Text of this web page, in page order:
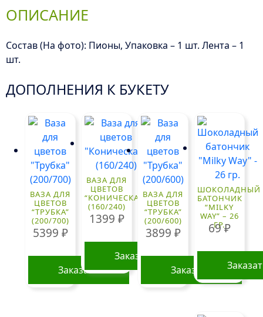
ОПИСАНИЕ
Состав (На фото): Пионы, Упаковка – 1 шт. Лента – 1
шт.
ДОПОЛНЕНИЯ К БУКЕТУ
ВАЗА ДЛЯ
ЦВЕТОВ
“ТРУБКА”
(200/700)
5399 ₽
Заказать
ВАЗА ДЛЯ
ЦВЕТОВ
“КОНИЧЕСКАЯ”
(160/240)
1399 ₽
Заказать
ВАЗА ДЛЯ
ЦВЕТОВ
“ТРУБКА”
(200/600)
3899 ₽
Заказать
ШОКОЛАДНЫЙ
БАТОНЧИК
“MILKY
WAY” – 26
ГР.
69₽